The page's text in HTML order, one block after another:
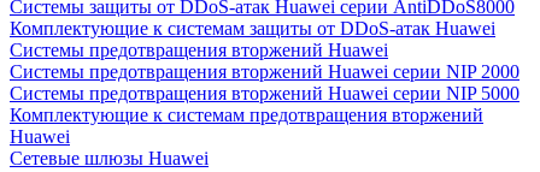
Системы защиты от DDoS-атак Huawei серии AntiDDoS8000
Комплектующие к системам защиты от DDoS-атак Huawei
Системы предотвращения вторжений Huawei
Системы предотвращения вторжений Huawei серии NIP 2000
Системы предотвращения вторжений Huawei серии NIP 5000
Комплектующие к системам предотвращения вторжений
Huawei
Сетевые шлюзы Huawei